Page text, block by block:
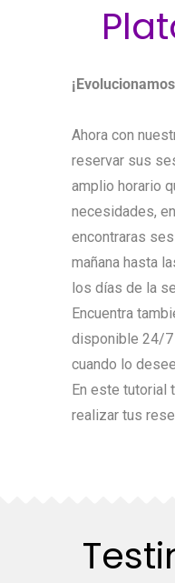
Ahora con
reservar sus
amplio horario
necesidades,
encontraras
mañana hasta
los días de la
Encuentra
disponible 24/7
cuando lo
En este tutorial
realizar tus